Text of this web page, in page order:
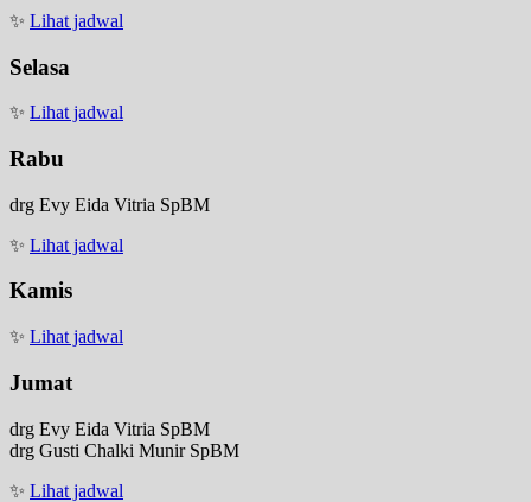
✨ Lihat jadwal
Selasa
✨ Lihat jadwal
Rabu
drg Evy Eida Vitria SpBM
✨ Lihat jadwal
Kamis
✨ Lihat jadwal
Jumat
drg Evy Eida Vitria SpBM
drg Gusti Chalki Munir SpBM
✨ Lihat jadwal